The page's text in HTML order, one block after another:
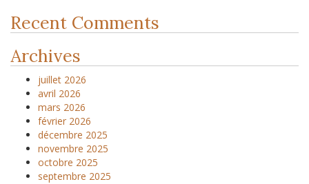
Recent Comments
Archives
juillet 2026
avril 2026
mars 2026
février 2026
décembre 2025
novembre 2025
octobre 2025
septembre 2025